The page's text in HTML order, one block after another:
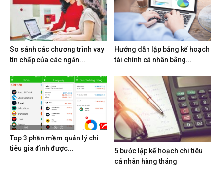
So sánh các chương trình vay
tín chấp của các ngân...
Hướng dẫn lập bảng kế hoạch
tài chính cá nhân bằng...
Top 3 phần mềm quản lý chi
tiêu gia đình được...
5 bước lập kế hoạch chi tiêu
cá nhân hàng tháng